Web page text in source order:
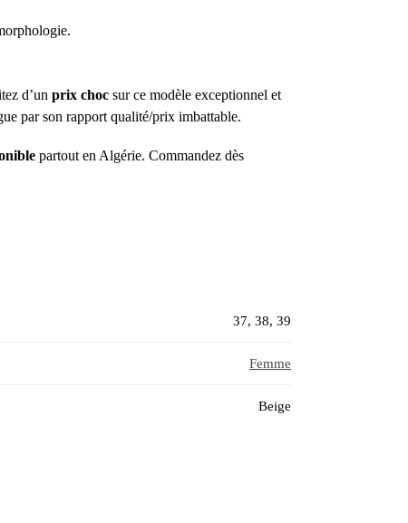
d’un prix chocsur ce modèle exceptionnel et
par son rapport qualité/prix imbattable.
partout en Algérie. Commandez dès
37, 38, 39
Femme
Beige